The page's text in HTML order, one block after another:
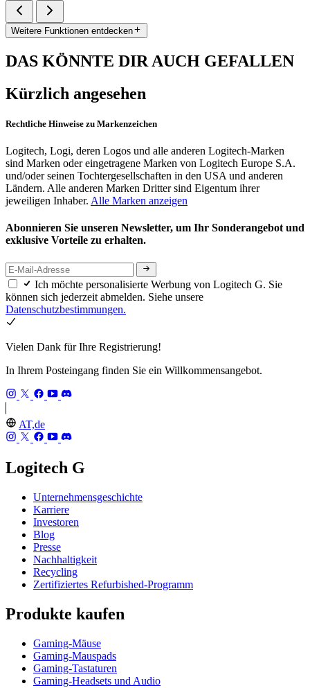
Weitere Funktionen entdecken
DAS KÖNNTE DIR AUCH GEFALLEN
Kürzlich angesehen
Rechtliche Hinweise zu Markenzeichen
Logitech, Logi, deren Logos und alle anderen Logitech-Marken
sind Marken oder eingetragene Marken von Logitech Europe S.A.
und/oder seinen Tochtergesellschaften in den USA und anderen
Ländern. Alle anderen Marken Dritter sind Eigentum ihrer
jeweiligen Inhaber. Alle Marken anzeigen
Abonnieren Sie unseren Newsletter, um Ihr Sonderangebot und
exklusive Vorteile zu erhalten.
Ich möchte personalisierte Werbung von Logitech G. Sie
können sich jederzeit abmelden. Siehe unsere
Datenschutzbestimmungen.
Vielen Dank für Ihre Registrierung!
In Ihrem Posteingang finden Sie ein Willkommensangebot.
AT,de
Logitech G
Unternehmensgeschichte
Karriere
Investoren
Blog
Presse
Nachhaltigkeit
Recycling
Zertifiziertes Refurbished-Programm
Produkte kaufen
Gaming-Mäuse
Gaming-Mauspads
Gaming-Tastaturen
Gaming-Headsets und Audio